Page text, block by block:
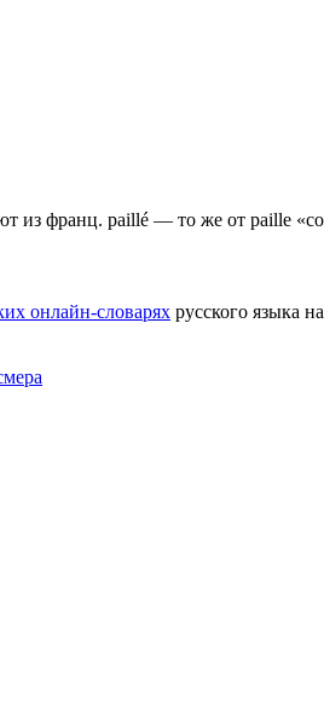
из франц. paillé — то же от paille
онлайн-словарях русского языка